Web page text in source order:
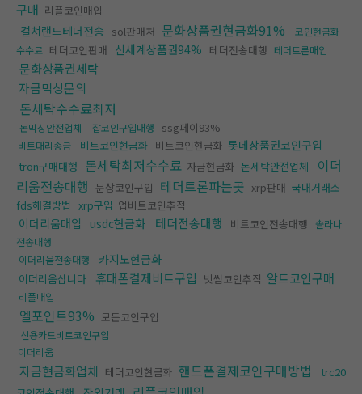
구매 리플코인매입
컬쳐랜드테더전송 sol판매처 문화상품권현금화91%
코인현금화
수수료 테더코인판매 신세계상품권94% 테더전송대행 테더트론매입
문화상품권세탁
자금믹싱문의
돈세탁수수료최저
돈믹싱안전업체 잡코인구입대행 ssg페이93%
비트대리송금 비트코인현금화 비트코인현금화 롯데상품권코인구입
tron구매대행 돈세탁최저수수료 자금현금화 돈세탁안전업체
이더
리움전송대행 문상코인구입 테더트론파는곳 xrp판매 국내거래소
fds해결방법 xrp구입 업비트코인추적
이더리움매입 usdc현금화 테더전송대행 비트코인전송대행
솔라나
전송대행
이더리움전송대행
카지노현금화
이더리움삽니다 휴대폰결제비트구입 빗썸코인추적 알트코인구매
리플매입
엘포인트93% 모든코인구입
신용카드비트코인구입
이더리움
자금현금화업체 테더코인현금화 핸드폰결제코인구매방법
trc20